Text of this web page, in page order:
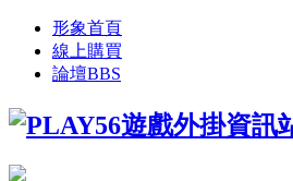
形象首頁
線上購買
論壇BBS